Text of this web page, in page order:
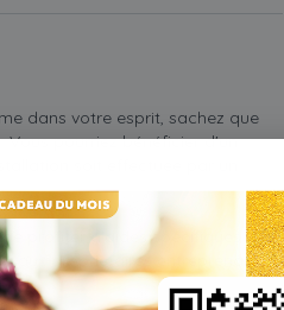
dans votre esprit, sachez que
pourriez bénéficier d'un
soit effectuée par un
profiter d'aides spécifiques. Le
aux propriétaires entreprenant un